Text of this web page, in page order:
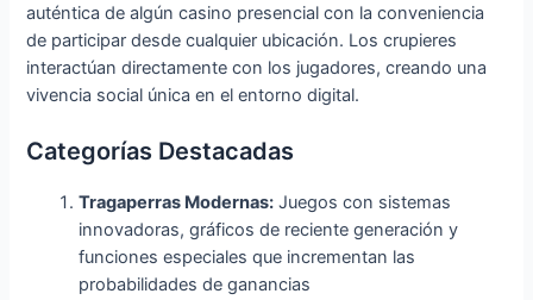
auténtica de algún casino presencial con la conveniencia
de participar desde cualquier ubicación. Los crupieres
interactúan directamente con los jugadores, creando una
vivencia social única en el entorno digital.
Categorías Destacadas
Tragaperras Modernas: Juegos con sistemas
innovadoras, gráficos de reciente generación y
funciones especiales que incrementan las
probabilidades de ganancias